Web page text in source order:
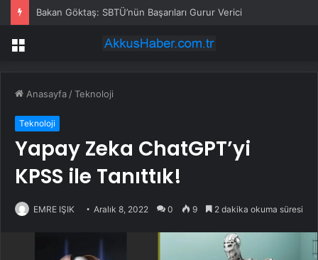
Bakan Göktaş: SBTÜ’nün Başarıları Gurur Verici
Menü
Anasayfa /Teknoloji
Teknoloji
Yapay Zeka ChatGPT’yi
KPSS ile Tanıttık!
EMRE IŞIK Aralık 8, 2022 0 9 2 dakika okuma süresi